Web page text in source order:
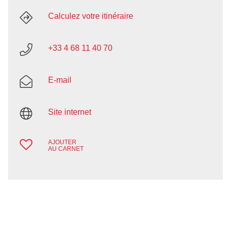
Calculez votre itinéraire
+33 4 68 11 40 70
E-mail
Site internet
AJOUTER
AU CARNET